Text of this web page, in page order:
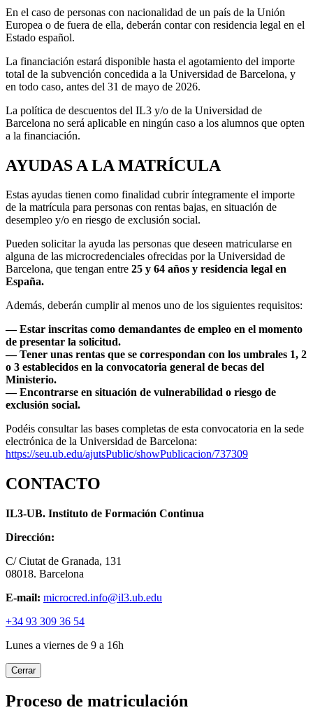
En el caso de personas con nacionalidad de un país de la Unión
Europea o de fuera de ella, deberán contar con residencia legal en el
Estado español.
La financiación estará disponible hasta el agotamiento del importe
total de la subvención concedida a la Universidad de Barcelona, y
en todo caso, antes del 31 de mayo de 2026.
La política de descuentos del IL3 y/o de la Universidad de
Barcelona no será aplicable en ningún caso a los alumnos que opten
a la financiación.
AYUDAS A LA MATRÍCULA
Estas ayudas tienen como finalidad cubrir íntegramente el importe
de la matrícula para personas con rentas bajas, en situación de
desempleo y/o en riesgo de exclusión social.
Pueden solicitar la ayuda las personas que deseen matricularse en
alguna de las microcredenciales ofrecidas por la Universidad de
Barcelona, que tengan entre 25 y 64 años y residencia legal en
España.
Además, deberán cumplir al menos uno de los siguientes requisitos:
— Estar inscritas como demandantes de empleo en el momento
de presentar la solicitud.
— Tener unas rentas que se correspondan con los umbrales 1, 2
o 3 establecidos en la convocatoria general de becas del
Ministerio.
— Encontrarse en situación de vulnerabilidad o riesgo de
exclusión social.
Podéis consultar las bases completas de esta convocatoria en la sede
electrónica de la Universidad de Barcelona:
https://seu.ub.edu/ajutsPublic/showPublicacion/737309
CONTACTO
IL3-UB. Instituto de Formación Continua
Dirección:
C/ Ciutat de Granada, 131
08018. Barcelona
E-mail: microcred.info@il3.ub.edu
+34 93 309 36 54
Lunes a viernes de 9 a 16h
Cerrar
Proceso de matriculación